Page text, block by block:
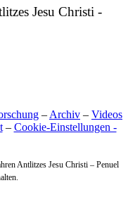
Jesu Christi -
– Archiv – Videos
– Cookie‑Einstellungen -
Antlitzes Jesu Christi – Penuel